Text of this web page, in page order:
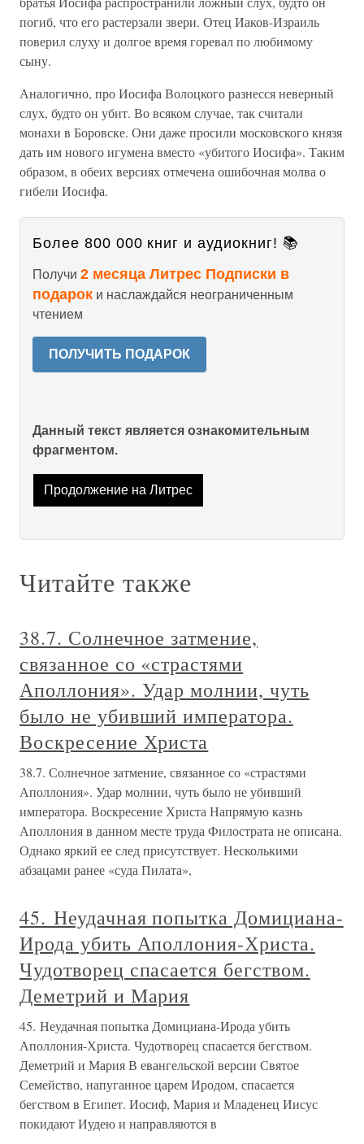
погиб, что его растерзали звери. Отец Иаков-Израиль
поверил слуху и долгое время горевал по любимому
сыну.
Аналогично, про Иосифа Волоцкого разнесся неверный
слух, будто он убит. Во всяком случае, так считали
монахи в Боровске. Они даже просили московского князя
дать им нового игумена вместо «убитого Иосифа». Таким
образом, в обеих версиях отмечена ошибочная молва о
гибели Иосифа.
Более 800 000 книг и аудиокниг! 📚
Получи 2 месяца Литрес Подписки в
подарок и наслаждайся неограниченным
чтением
ПОЛУЧИТЬ ПОДАРОК
Данный текст является ознакомительным
фрагментом.
Продолжение на Литрес
Читайте также
38.7. Солнечное затмение,
связанное со «страстями
Аполлония». Удар молнии, чуть
было не убивший императора.
Воскресение Христа
38.7. Солнечное затмение, связанное со «страстями
Аполлония». Удар молнии, чуть было не убивший
императора. Воскресение Христа Напрямую казнь
Аполлония в данном месте труда Филострата не описана.
Однако яркий ее след присутствует. Несколькими
абзацами ранее «суда Пилата»,
45. Неудачная попытка Домициана-
Ирода убить Аполлония-Христа.
Чудотворец спасается бегством.
Деметрий и Мария
45. Неудачная попытка Домициана-Ирода убить
Аполлония-Христа. Чудотворец спасается бегством.
Деметрий и Мария В евангельской версии Святое
Семейство, напуганное царем Иродом, спасается
бегством в Египет. Иосиф, Мария и Младенец Иисус
покидают Иудею и направляются в